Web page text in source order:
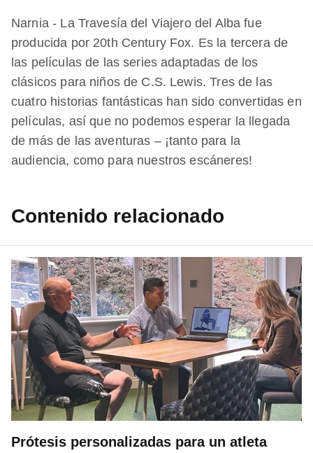
Narnia - La Travesía del Viajero del Alba fue
producida por 20th Century Fox. Es la tercera de
las películas de las series adaptadas de los
clásicos para niños de C.S. Lewis. Tres de las
cuatro historias fantásticas han sido convertidas en
películas, así que no podemos esperar la llegada
de más de las aventuras – ¡tanto para la
audiencia, como para nuestros escáneres!
Contenido relacionado
Prótesis personalizadas para un atleta